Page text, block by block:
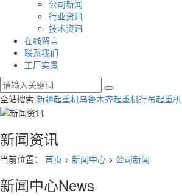
公司新闻
行业资讯
技术资讯
在线留言
联系我们
工厂实景
全站搜索 新疆起重机乌鲁木齐起重机行吊起重机
新闻资讯
当前位置： 首页 > 新闻中心 > 公司新闻
新闻中心News